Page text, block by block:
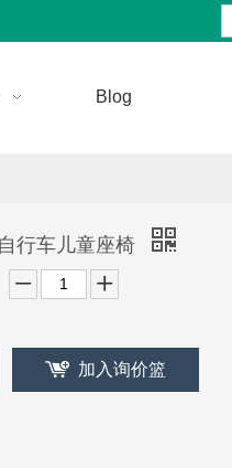
Blog
行车儿童座椅
加入询价篮